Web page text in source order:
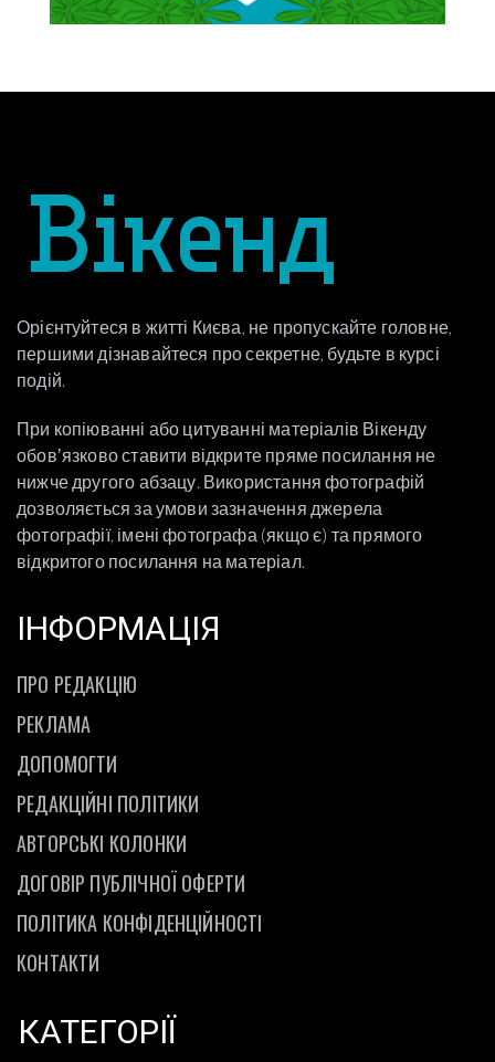
Орієнтуйтеся в житті Києва, не пропускайте головне,
першими дізнавайтеся про секретне, будьте в курсі
подій.
При копіюванні або цитуванні матеріалів Вікенду
обовʼязково ставити відкрите пряме посилання не
нижче другого абзацу. Використання фотографій
дозволяється за умови зазначення джерела
фотографії, імені фотографа (якщо є) та прямого
відкритого посилання на матеріал.
ІНФОРМАЦІЯ
ПРО РЕДАКЦІЮ
РЕКЛАМА
ДОПОМОГТИ
РЕДАКЦІЙНІ ПОЛІТИКИ
АВТОРСЬКІ КОЛОНКИ
ДОГОВІР ПУБЛІЧНОЇ ОФЕРТИ
ПОЛІТИКА КОНФІДЕНЦІЙНОСТІ
КОНТАКТИ
КАТЕГОРІЇ